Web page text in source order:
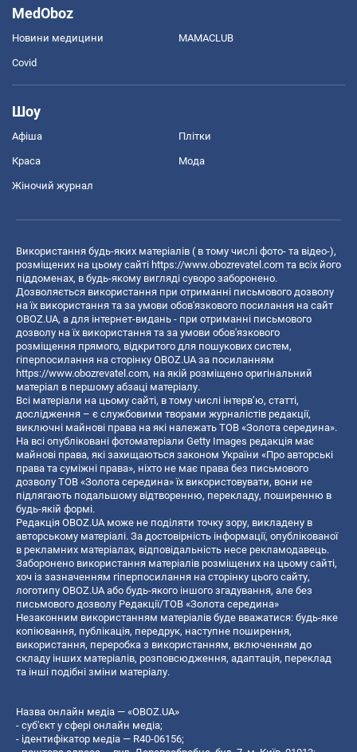
MedOboz
Новини медицини MAMACLUB
Covid
Шоу
Афіша Плітки
Краса Мода
Жіночий журнал
Використання будь-яких матеріалів ( в тому числі фото- та відео-),
розміщених на цьому сайті https://www.obozrevatel.com та всіх його
піддоменах, в будь-якому вигляді суворо заборонено.
Дозволяється використання при отриманні письмового дозволу
на їх використання та за умови обов'язкового посилання на сайт
OBOZ.UA, а для інтернет-видань - при отриманні письмового
дозволу на їх використання та за умови обов'язкового
розміщення прямого, відкритого для пошукових систем,
гіперпосилання на сторінку OBOZ.UA за посиланням
https://www.obozrevatel.com, на якій розміщено оригінальний
матеріал в першому абзаці матеріалу.
Всі матеріали на цьому сайті, в тому числі інтерв’ю, статті,
дослідження – є службовими творами журналістів редакції,
виключні майнові права на які належать ТОВ «Золота середина».
На всі опубліковані фотоматеріали Getty Images редакція має
майнові права, які захищаються законом України «Про авторські
права та суміжні права», ніхто не має права без письмового
дозволу ТОВ «Золота середина» їх використовувати, вони не
підлягають подальшому відтворенню, перекладу, поширенню в
будь-якій формі.
Редакція OBOZ.UA може не поділяти точку зору, викладену в
авторському матеріалі. За достовірність інформації, опублікованої
в рекламних матеріалах, відповідальність несе рекламодавець.
Заборонено використання матеріалів розміщених на цьому сайті,
хоч із зазначенням гіперпосилання на сторінку цього сайту,
логотипу OBOZ.UA або будь-якого іншого згадування, але без
письмового дозволу Редакції/ТОВ «Золота середина»
Незаконним використанням матеріалів буде вважатися: будь-яке
копiювання, публiкацiя, передрук, наступне поширення,
використання, переробка з використанням, включенням до
складу інших матеріалів, розповсюдження, адаптація, переклад
та інші подібні зміни матеріалу.
Назва онлайн медіа — «OBOZ.UA»
- суб'єкт у сфері онлайн медіа;
- ідентифікатор медіа — R40-06156;